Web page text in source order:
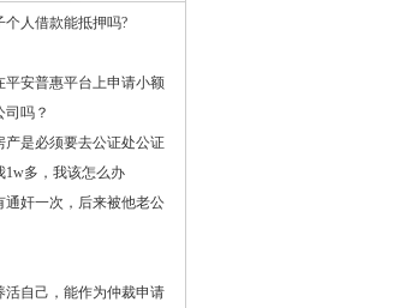
个人借款能抵押吗?
平安普惠平台上申请小额
他们的贷款流程操作
水不够，先打
司吗？
产是必须要去公证处公证
1w多，我该怎么办
通奸一次，后来被他老公
警队对
活自己，能作为仲裁申请